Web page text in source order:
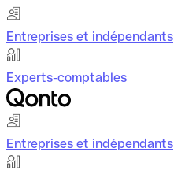
Entreprises et indépendants
Experts-comptables
Entreprises et indépendants